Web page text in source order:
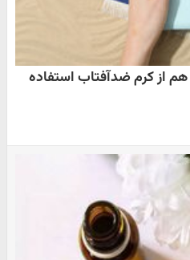
هم از کرم ضدآفتاب استفاده